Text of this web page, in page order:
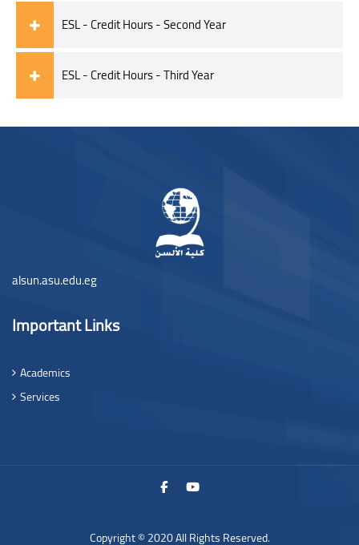
ESL - Credit Hours - Second Year
ESL - Credit Hours - Third Year
Blöcke
alsun.asu.edu.eg
Important Links
Academics
Services
Copyright © 2020 All Rights Reserved.